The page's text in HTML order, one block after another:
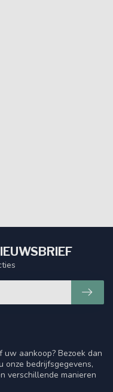
aankoop? Bezoek dan
onze bedrijfsgegevens,
verschillende manieren